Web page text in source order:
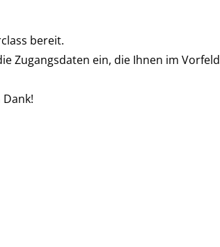
bereit.
Zugangsdaten ein, die Ihnen im Vorfeld